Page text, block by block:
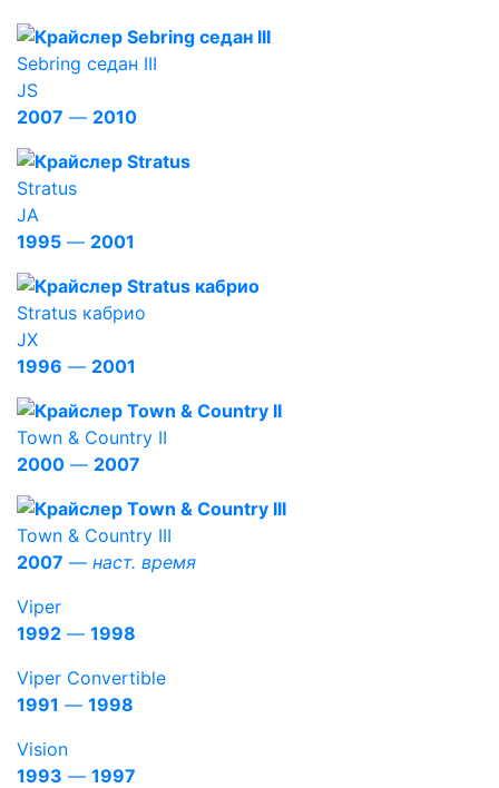
Sebring седан III
JS
2007 — 2010
Stratus
JA
1995 — 2001
Stratus кабрио
JX
1996 — 2001
Town & Country II
2000 — 2007
Town & Country III
2007 — наст. время
Viper
1992 — 1998
Viper Convertible
1991 — 1998
Vision
1993 — 1997